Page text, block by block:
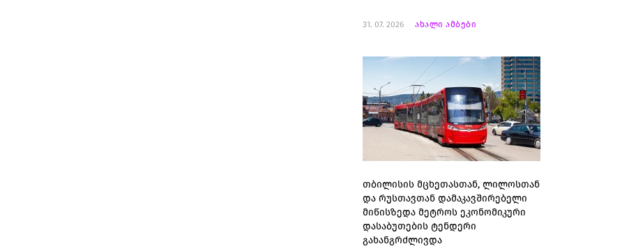
31. 07. 2026 ახალი ამბები
თბილისის მცხეთასთან, ლილოსთან
და რუსთავთან დამაკავშირებელი
მიწისზედა მეტროს ეკონომიკური
დასაბუთების ტენდერი
გახანგრძლივდა